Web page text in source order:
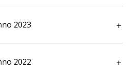
2023
2022